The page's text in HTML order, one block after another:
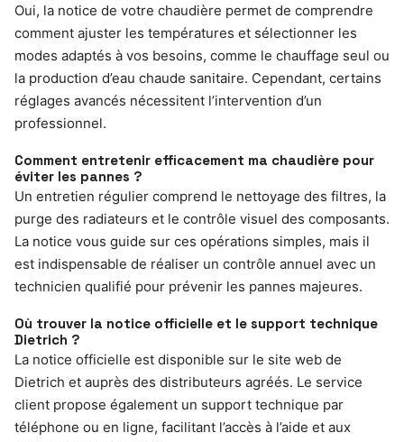
Oui, la notice de votre chaudière permet de comprendre
comment ajuster les températures et sélectionner les
modes adaptés à vos besoins, comme le chauffage seul ou
la production d’eau chaude sanitaire. Cependant, certains
réglages avancés nécessitent l’intervention d’un
professionnel.
Comment entretenir efficacement ma chaudière pour
éviter les pannes ?
Un entretien régulier comprend le nettoyage des filtres, la
purge des radiateurs et le contrôle visuel des composants.
La notice vous guide sur ces opérations simples, mais il
est indispensable de réaliser un contrôle annuel avec un
technicien qualifié pour prévenir les pannes majeures.
Où trouver la notice officielle et le support technique
Dietrich ?
La notice officielle est disponible sur le site web de
Dietrich et auprès des distributeurs agréés. Le service
client propose également un support technique par
téléphone ou en ligne, facilitant l’accès à l’aide et aux